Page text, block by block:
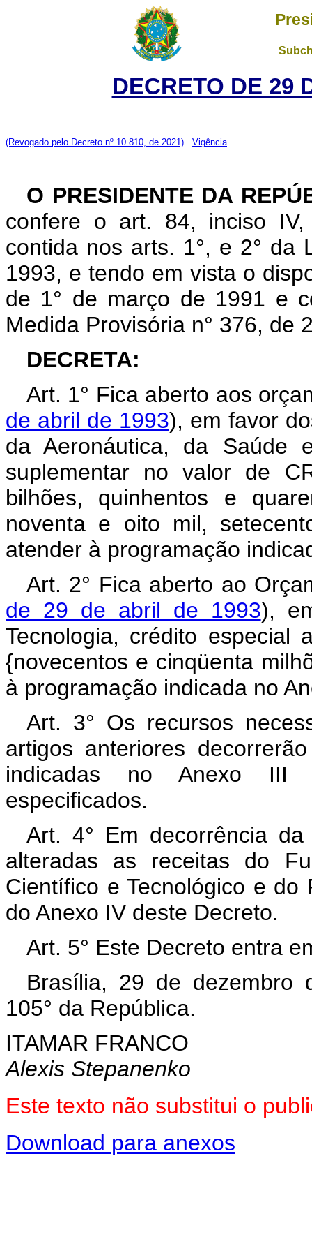
DECRETO DE 29
(Revogado pelo Decreto nº 10.810, de 2021) Vigência
O PRESIDENTE DA
confere o art. 84, inciso
contida nos arts. 1°, e 2° da
1993, e tendo em vista o
de 1° de março de 1991 e
Medida Provisória n° 376, de
DECRETA:
Art. 1° Fica aberto aos
de abril de 1993), em favor
da Aeronáutica, da Saúde
suplementar no valor de
bilhões, quinhentos e
noventa e oito mil,
atender à programação
Art. 2° Fica aberto ao
de 29 de abril de 1993),
Tecnologia, crédito especial
{novecentos e cinqüenta
à programação indicada no
Art. 3° Os recursos
artigos anteriores
indicadas no Anexo III
especificados.
Art. 4° Em decorrência
alteradas as receitas do
Científico e Tecnológico e
do Anexo IV deste Decreto.
Art. 5° Este Decreto entra
Brasília, 29 de dezembro
105° da República.
ITAMAR FRANCO
Alexis Stepanenko
Este texto não substitui o
Download para anexos